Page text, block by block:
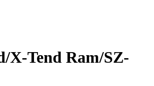
X-Tend Ram/SZ-